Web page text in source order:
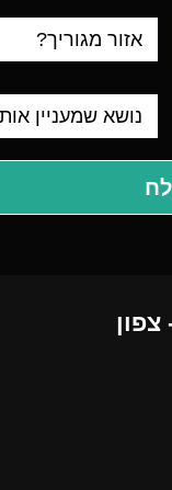
עיר
מגורים